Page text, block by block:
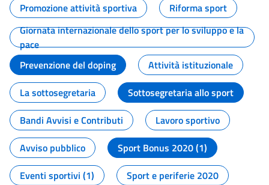
Promozione attività sportiva
Riforma sport
Giornata internazionale dello sport per lo sviluppo e la
pace
Prevenzione del doping
Attività istituzionale
La sottosegretaria
Sottosegretaria allo sport
Bandi Avvisi e Contributi
Lavoro sportivo
Avviso pubblico
Sport Bonus 2020 (1)
Eventi sportivi (1)
Sport e periferie 2020